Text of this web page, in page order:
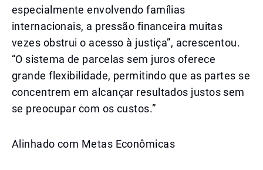
especialmente envolvendo famílias
internacionais, a pressão financeira muitas
vezes obstrui o acesso à justiça”, acrescentou.
“O sistema de parcelas sem juros oferece
grande flexibilidade, permitindo que as partes se
concentrem em alcançar resultados justos sem
se preocupar com os custos.”
Alinhado com Metas Econômicas